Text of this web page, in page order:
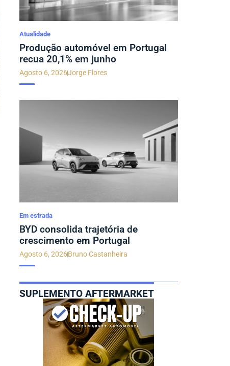
Atualidade
Produção automóvel em Portugal
recua 20,1% em junho
Agosto 6, 2026Jorge Flores
Em estrada
BYD consolida trajetória de
crescimento em Portugal
Agosto 6, 2026Bruno Castanheira
SUPLEMENTO AFTERMARKET